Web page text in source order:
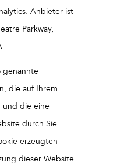
Anbieter ist
Parkway,
genannte
die auf Ihrem
die eine
durch Sie
erzeugten
dieser Website